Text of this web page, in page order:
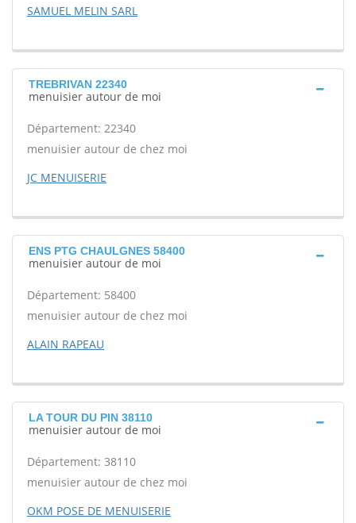
SAMUEL MELIN SARL
TREBRIVAN 22340
menuisier autour de moi
Département: 22340
menuisier autour de chez moi
JC MENUISERIE
ENS PTG CHAULGNES 58400
menuisier autour de moi
Département: 58400
menuisier autour de chez moi
ALAIN RAPEAU
LA TOUR DU PIN 38110
menuisier autour de moi
Département: 38110
menuisier autour de chez moi
OKM POSE DE MENUISERIE